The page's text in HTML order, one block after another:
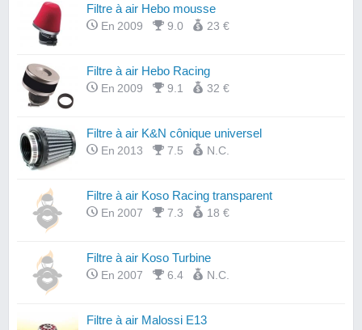
Filtre à air Hebo mousse
En 2009 9.0 23 €
Filtre à air Hebo Racing
En 2009 9.1 32 €
Filtre à air K&N cônique universel
En 2013 7.5 N.C.
Filtre à air Koso Racing transparent
En 2007 7.3 18 €
Filtre à air Koso Turbine
En 2007 6.4 N.C.
Filtre à air Malossi E13